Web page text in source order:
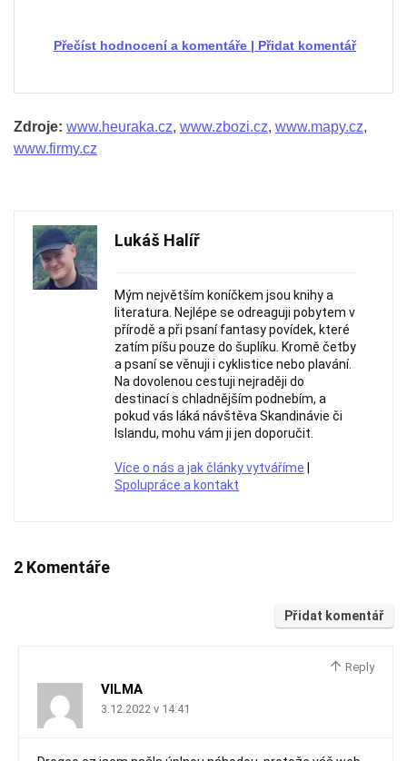
Přidat komentář
|
Přečíst hodnocení a komentáře
Zdroje: www.heuraka.cz, www.zbozi.cz, www.mapy.cz,
www.firmy.cz
Lukáš Halíř
Mým největším koníčkem jsou knihy a
literatura. Nejlépe se odreaguji pobytem v
přírodě a při psaní fantasy povídek, které
zatím píšu pouze do šuplíku. Kromě četby
a psaní se věnuji i cyklistice nebo plavání.
Na dovolenou cestuji nejraději do
destinací s chladnějším podnebím, a
pokud vás láká návštěva Skandinávie či
Islandu, mohu vám ji jen doporučit.
Více o nás a jak články vytváříme
Spolupráce a kontakt
2 Komentáře
Přidat komentář
Reply
VILMA
3.12.2022 v 14:41